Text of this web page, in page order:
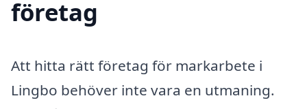
företag
Att hitta rätt företag för markarbete i
Lingbo behöver inte vara en utmaning.